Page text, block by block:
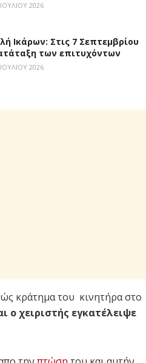
2026
Ικάρων: Στις 7 Σεπτεμβρίου
των επιτυχόντων
2026
κράτημα του κινητήρα στο
ο χειριστής εγκατέλειψε